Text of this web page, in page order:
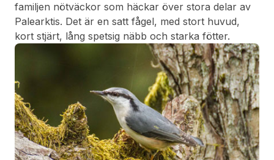
familjen nötväckor som häckar över stora delar av
Palearktis. Det är en satt fågel, med stort huvud,
kort stjärt, lång spetsig näbb och starka fötter.